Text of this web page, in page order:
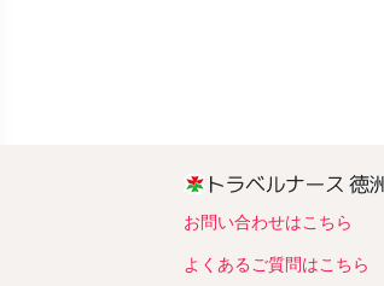
お問い合わせはこちら
よくあるご質問はこちら